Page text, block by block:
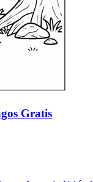
Gratis